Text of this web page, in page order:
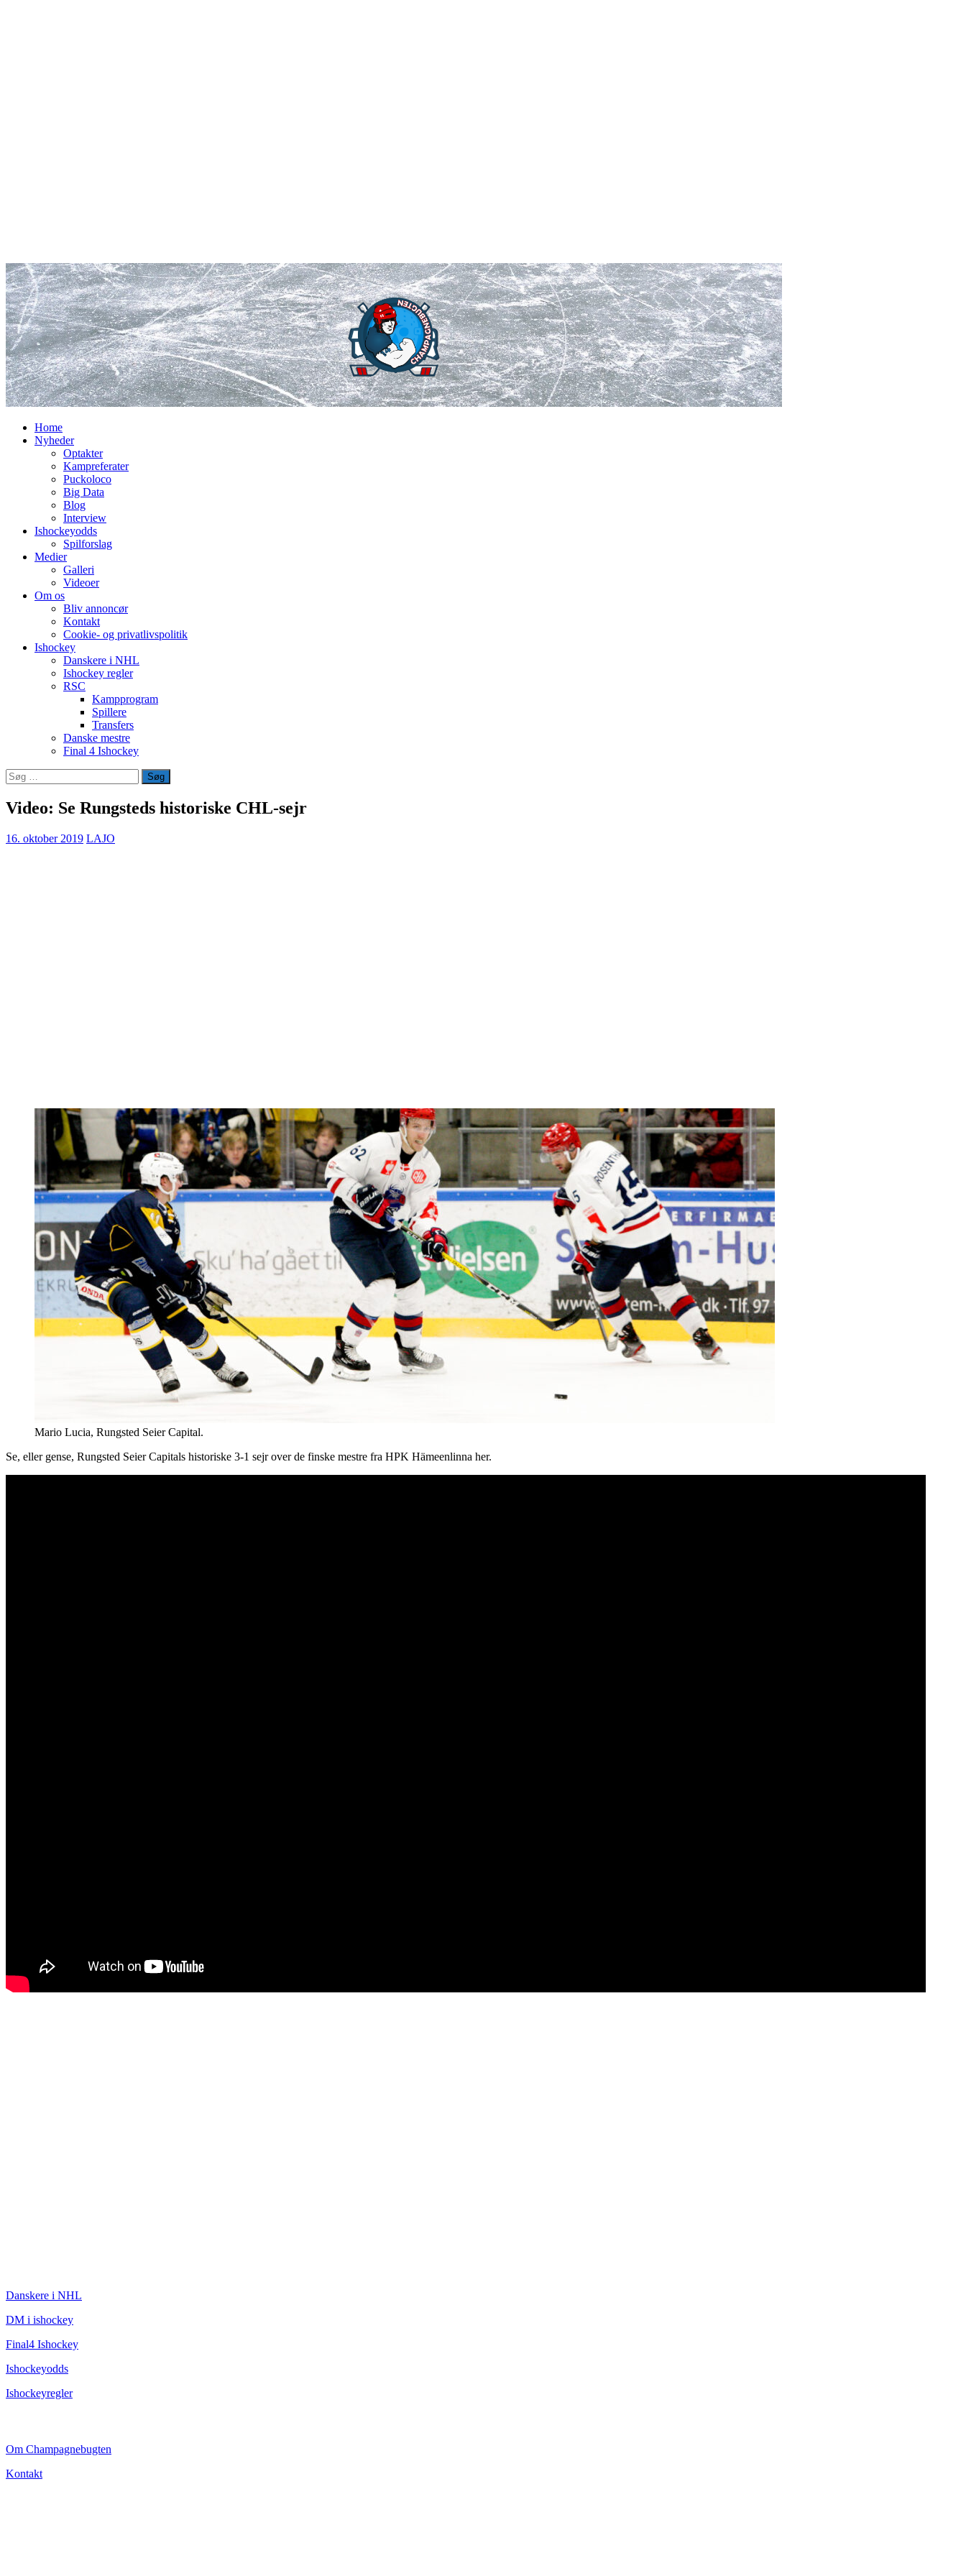
Home
Nyheder
Optakter
Kampreferater
Puckoloco
Big Data
Blog
Interview
Ishockeyodds
Spilforslag
Medier
Galleri
Videoer
Om os
Bliv annoncør
Kontakt
Cookie- og privatlivspolitik
Ishockey
Danskere i NHL
Ishockey regler
RSC
Kampprogram
Spillere
Transfers
Danske mestre
Final 4 Ishockey
Søg
efter:
Video: Se Rungsteds historiske CHL-sejr
16. oktober 2019 LAJO
Mario Lucia, Rungsted Seier Capital.
Se, eller gense, Rungsted Seier Capitals historiske 3-1 sejr over de finske mestre fra HPK Hämeenlinna her.
Danskere i NHL
DM i ishockey
Final4 Ishockey
Ishockeyodds
Ishockeyregler
Om Champagnebugten
Kontakt